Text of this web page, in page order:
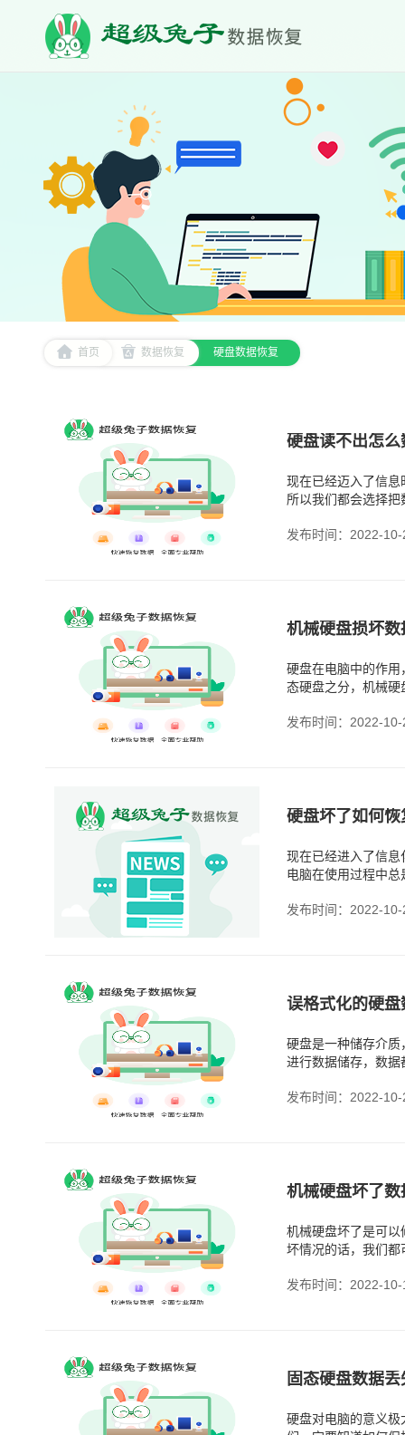
首页 数据恢复 硬盘数据恢复
硬盘读不出怎
现在已经迈入了信
所以我们都会选择
发布时间：2022-10-
机械硬盘损坏
硬盘在电脑中的作
态硬盘之分，机械
发布时间：2022-10-
硬盘坏了如何
现在已经进入了信
电脑在使用过程中
发布时间：2022-10-
误格式化的硬
硬盘是一种储存介
进行数据储存，数
发布时间：2022-10-
机械硬盘坏了
机械硬盘坏了是可
坏情况的话，我们
发布时间：2022-10-
固态硬盘数据
硬盘对电脑的意义